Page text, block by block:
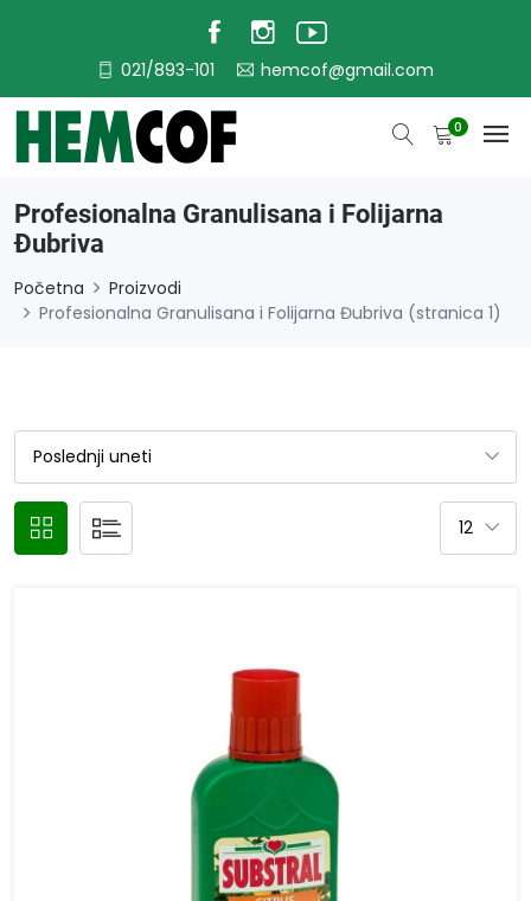
021/893-101 hemcof@gmail.com
0
Profesionalna Granulisana i Folijarna
Đubriva
Početna
Proizvodi
Profesionalna Granulisana i Folijarna Đubriva (stranica 1)